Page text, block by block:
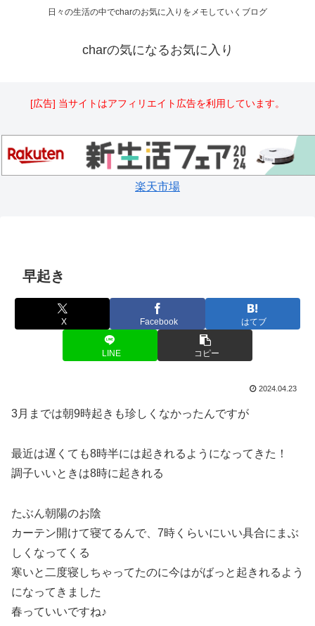
日々の生活の中でcharのお気に入りをメモしていくブログ
charの気になるお気に入り
[広告] 当サイトはアフィリエイト広告を利用しています。
楽天市場
早起き
X Facebook はてブ
LINE コピー
2024.04.23
3月までは朝9時起きも珍しくなかったんですが
最近は遅くても8時半には起きれるようになってきた！
調子いいときは8時に起きれる
たぶん朝陽のお陰
カーテン開けて寝てるんで、7時くらいにいい具合にまぶ
しくなってくる
寒いと二度寝しちゃってたのに今はがばっと起きれるよう
になってきました
春っていいですね♪